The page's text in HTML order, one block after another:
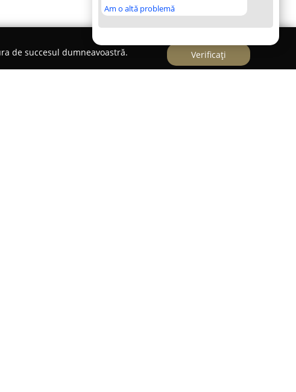
Am o altă problemă
de succesul dumneavoastră.
Verificați